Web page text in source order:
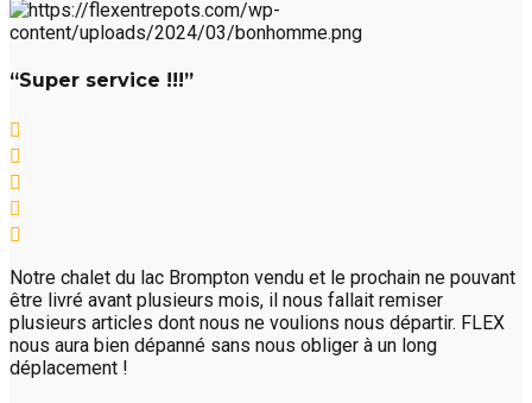
“Super service !!!”
Notre chalet du lac Brompton vendu et le prochain ne pouvant
être livré avant plusieurs mois, il nous fallait remiser
plusieurs articles dont nous ne voulions nous départir. FLEX
nous aura bien dépanné sans nous obliger à un long
déplacement !